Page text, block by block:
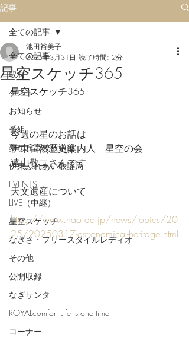
記事
全ての記事
取材
ゲスト
お知らせ
番組
夢ケ丘高校放送部
伊東ふれあい歌謡局
EVENTS
LIVE（中継）
星空スケッチ
なぎさ・フリースタイルレディオ
その他
公開収録
なぎサンタ
ROYALcomfort Life is one time
コーナー
全ての記事
星空スケッチ365
池田裕美子
2025年3月31日 読了時間: 2分
星空スケッチ365
今週の星のお話は
伊東自然歴史案内人　星空の会
遠山敬二さんです
天文遺産について
https://www.nao.ac.jp/news/topics/20
25/20250317-astronomical-heritage.html